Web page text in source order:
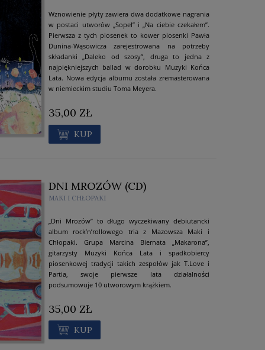
Wznowienie płyty zawiera dwa dodatkowe nagrania
w postaci utworów „Sopel” i „Na ciebie czekałem”.
Pierwsza z tych piosenek to kower piosenki Pawła
Dunina-Wąsowicza zarejestrowana na potrzeby
składanki „Daleko od szosy”, druga to jedna z
najpiękniejszych ballad w dorobku Muzyki Końca
Lata. Nowa edycja albumu została zremasterowana
w niemieckim studiu Toma Meyera.
35,00 ZŁ
KUP
DNI MROZÓW (CD)
MAKI I CHŁOPAKI
„Dni Mrozów” to długo wyczekiwany debiutancki
album rock’n’rollowego tria z Mazowsza Maki i
Chłopaki. Grupa Marcina Biernata „Makarona”,
gitarzysty Muzyki Końca Lata i spadkobiercy
piosenkowej tradycji takich zespołów jak T.Love i
Partia, swoje pierwsze lata działalności
podsumowuje 10 utworowym krążkiem.
35,00 ZŁ
KUP